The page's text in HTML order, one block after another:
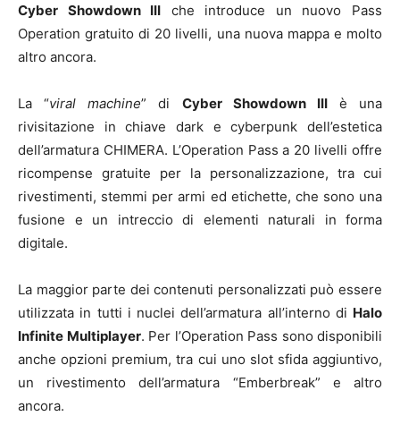
Cyber Showdown III che introduce un nuovo Pass
Operation gratuito di 20 livelli, una nuova mappa e molto
altro ancora.
La “viral machine” di Cyber Showdown IIIè una
rivisitazione in chiave dark e cyberpunk dell’estetica
dell’armatura CHIMERA. L’Operation Pass a 20 livelli offre
ricompense gratuite per la personalizzazione, tra cui
rivestimenti, stemmi per armi ed etichette, che sono una
fusione e un intreccio di elementi naturali in forma
digitale.
La maggior parte dei contenuti personalizzati può essere
utilizzata in tutti i nuclei dell’armatura all’interno di Halo
Infinite Multiplayer. Per l’Operation Pass sono disponibili
anche opzioni premium, tra cui uno slot sfida aggiuntivo,
un rivestimento dell’armatura “Emberbreak” e altro
ancora.